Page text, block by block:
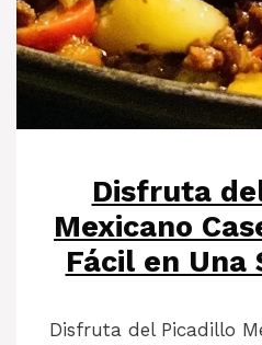
Disfruta
Mexicano
Fácil en Una
Disfruta del Picadillo